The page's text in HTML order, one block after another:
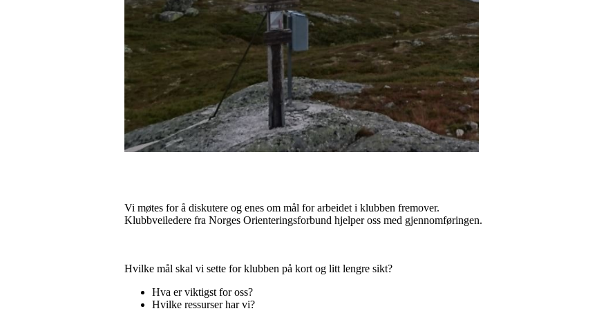
Vi møtes for å diskutere og enes om mål for arbeidet i klubben fremover.
Klubbveiledere fra Norges Orienteringsforbund hjelper oss med gjennomføringen.
Hvilke mål skal vi sette for klubben på kort og litt lengre sikt?
Hva er viktigst for oss?
Hvilke ressurser har vi?